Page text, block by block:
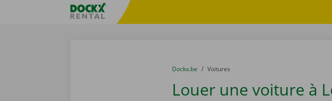
sitename
You are here:
du
Dockx.be to
Voitures
Louer une voiture à